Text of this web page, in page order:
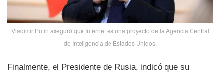
Vladimir Putin aseguró que Internet es una proyecto de la Agencia Central
de Inteligencia de Estados Unidos.
Finalmente, el Presidente de Rusia, indicó que su